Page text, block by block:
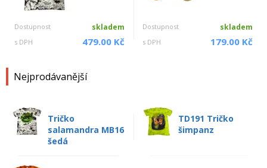
Dostupnost skladem
s DPH 479.00 Kč
Dostupnost skladem
s DPH 179.00 Kč
Nejprodávanější
Tričko
salamandra MB16
šedá
TD191 Tričko
šimpanz